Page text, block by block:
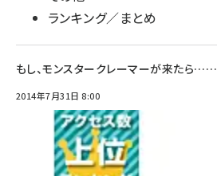
ランキング／まとめ
もし、モンスタークレーマーが来たら……
2014年7月31日 8:00